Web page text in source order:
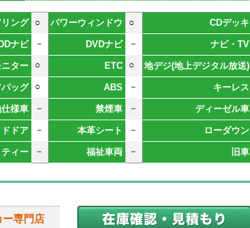
ング ○ パワーウィンドウ ○ CDデッキ
ナビ － DVDナビ － ナビ・TV
ター ○ ETC ○ 地デジ(地上デジタル放送)
バッグ ○ ABS － キーレス
様車 － 禁煙車 － ディーゼル車
ドア － 本革シート － ローダウン
ィー － 福祉車両 － 旧車
専門店